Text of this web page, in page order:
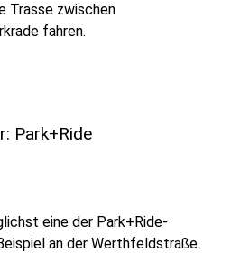
Trasse zwischen
fahren.
Park+Ride
eine der Park+Ride-
an der Werthfeldstraße.